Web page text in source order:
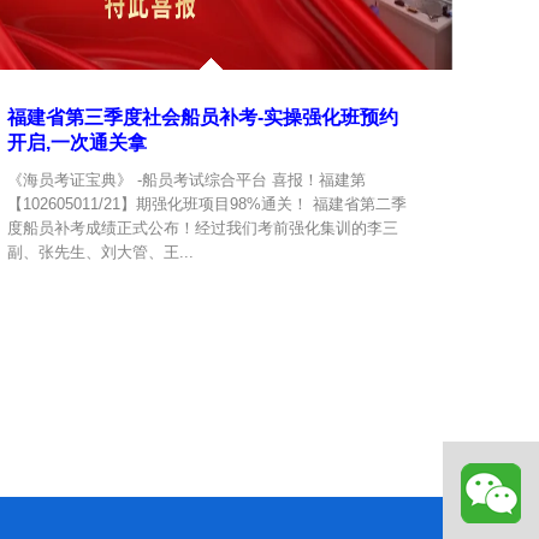
福建省第三季度社会船员补考-实操强化班预约
开启,一次通关拿
《海员考证宝典》 -船员考试综合平台 喜报！福建第
【102605011/21】期强化班项目98%通关！ 福建省第二季
度船员补考成绩正式公布！经过我们考前强化集训的李三
副、张先生、刘大管、王...